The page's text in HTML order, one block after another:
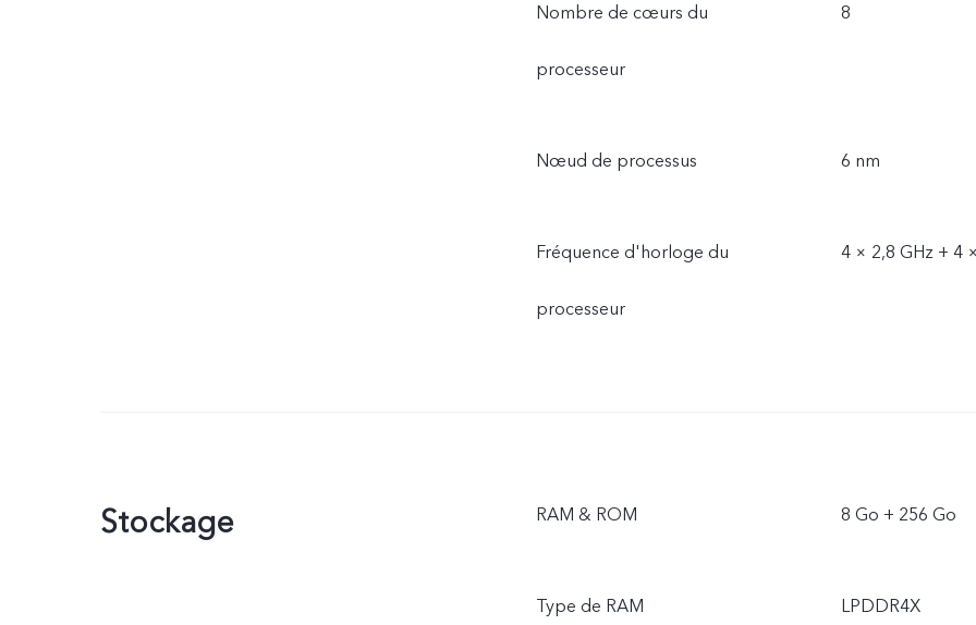
Nombre de cœurs du
processeur
8
Nœud de processus 6 nm
Fréquence d'horloge du
processeur
4 × 2,8 GHz + 4
Stockage RAM & ROM 8 Go + 256 Go
Type de RAM LPDDR4X